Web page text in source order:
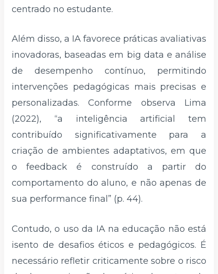
centrado no estudante.
Além disso, a IA favorece práticas avaliativas
inovadoras, baseadas em big data e análise
de desempenho contínuo, permitindo
intervenções pedagógicas mais precisas e
personalizadas. Conforme observa Lima
(2022), “a inteligência artificial tem
contribuído significativamente para a
criação de ambientes adaptativos, em que
o feedback é construído a partir do
comportamento do aluno, e não apenas de
sua performance final” (p. 44).
Contudo, o uso da IA na educação não está
isento de desafios éticos e pedagógicos. É
necessário refletir criticamente sobre o risco